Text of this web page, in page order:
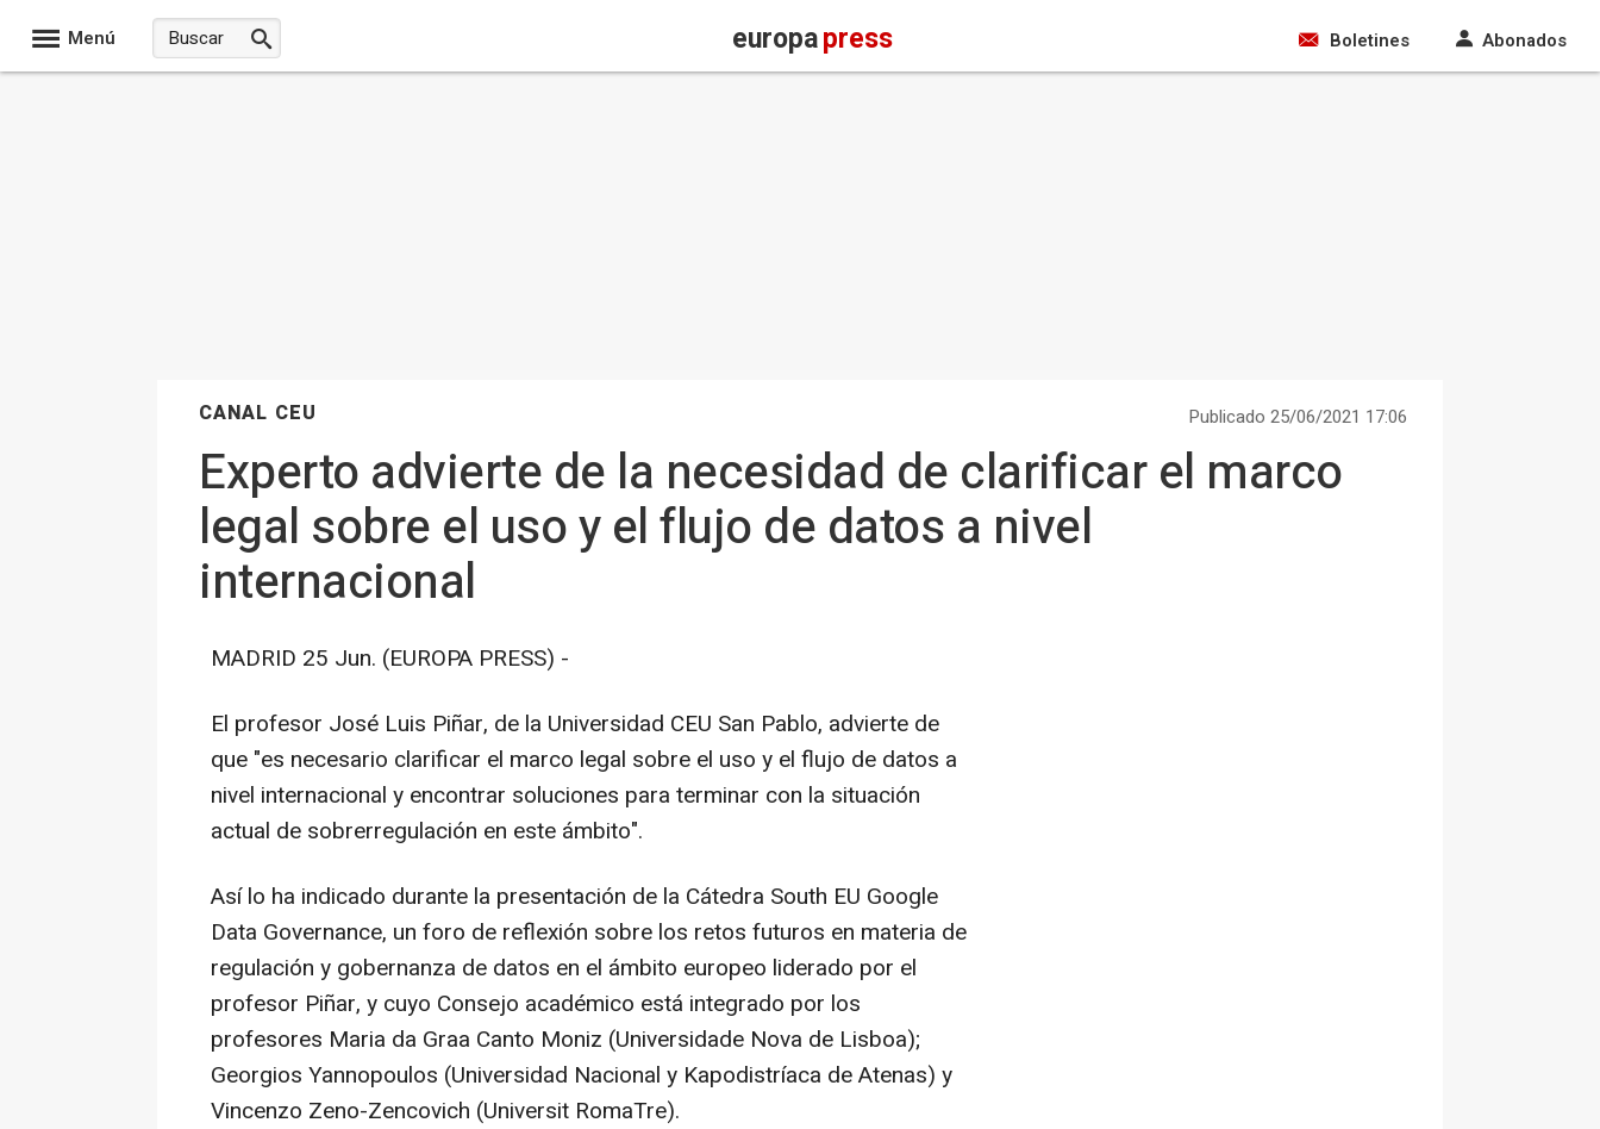
Menú europapress Boletines Abonados
CANAL CEU Publicado 25/06/2021 17:06
Experto advierte de la necesidad de clarificar el marco
legal sobre el uso y el flujo de datos a nivel
internacional
MADRID 25 Jun. (EUROPA PRESS) -
El profesor José Luis Piñar, de la Universidad CEU San Pablo, advierte de
que "es necesario clarificar el marco legal sobre el uso y el flujo de datos a
nivel internacional y encontrar soluciones para terminar con la situación
actual de sobrerregulación en este ámbito".
Así lo ha indicado durante la presentación de la Cátedra South EU Google
Data Governance, un foro de reflexión sobre los retos futuros en materia de
regulación y gobernanza de datos en el ámbito europeo liderado por el
profesor Piñar, y cuyo Consejo académico está integrado por los
profesores Maria da Graa Canto Moniz (Universidade Nova de Lisboa);
Georgios Yannopoulos (Universidad Nacional y Kapodistríaca de Atenas) y
Vincenzo Zeno-Zencovich (Universit RomaTre).